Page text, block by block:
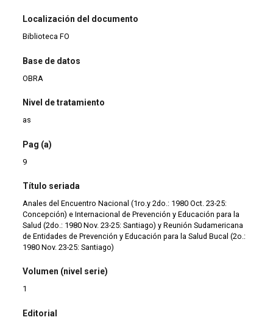
Localización del documento
Biblioteca FO
Base de datos
OBRA
Nivel de tratamiento
as
Pag (a)
9
Título seriada
Anales del Encuentro Nacional (1ro.y 2do.: 1980 Oct. 23-25:
Concepción) e Internacional de Prevención y Educación para la
Salud (2do.: 1980 Nov. 23-25: Santiago) y Reunión Sudamericana
de Entidades de Prevención y Educación para la Salud Bucal (2o.:
1980 Nov. 23-25: Santiago)
Volumen (nivel serie)
1
Editorial